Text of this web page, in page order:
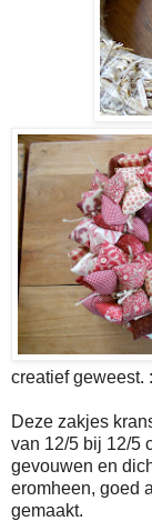
creatief geweest.
Deze zakjes
van 12/5 bij 12/5
gevouwen en
eromheen, goed
gemaakt.